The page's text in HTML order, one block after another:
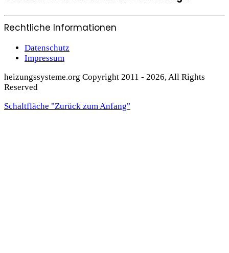
Rechtliche Informationen
Datenschutz
Impressum
heizungssysteme.org Copyright 2011 - 2026, All Rights
Reserved
Schaltfläche "Zurück zum Anfang"